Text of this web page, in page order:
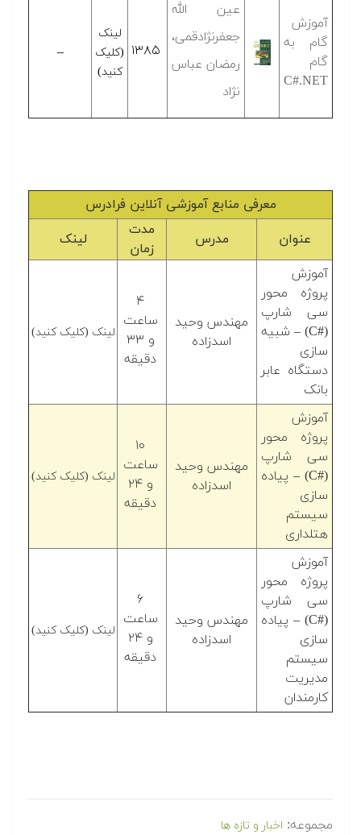
آموزش
گام به
گام
C#.NET
عین الله
جعفرنژادقمی،
رمضان عباس
نژاد
۱۳۸۵
لینک
(کلیک
کنید)
–
معرفی منابع آموزشی آنلاین فرادرس
عنوان
مدرس
مدت
زمان
لینک
آموزش
پروژه محور
سی شارپ
(C#‎) – شبیه
سازی
دستگاه عابر
بانک
مهندس وحید
اسدزاده
۴
ساعت
و ۳۳
دقیقه
لینک (کلیک کنید)
آموزش
پروژه محور
سی شارپ
(C#‎) – پیاده
سازی
سیستم
هتلداری
مهندس وحید
اسدزاده
۱۰
ساعت
و ۲۴
دقیقه
لینک (کلیک کنید)
آموزش
پروژه محور
سی شارپ
(C#‎) – پیاده
سازی
سیستم
مدیریت
کارمندان
مهندس وحید
اسدزاده
۶
ساعت
و ۲۴
دقیقه
لینک (کلیک کنید)
مجموعه: اخبار و تازه ها